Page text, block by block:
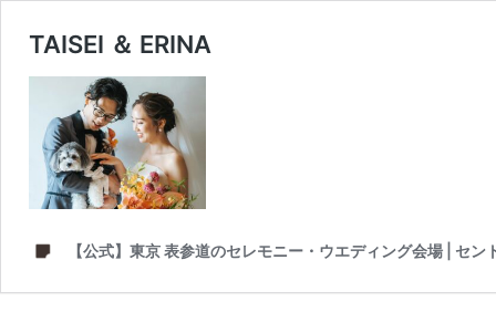
TAISEI ＆ ERINA
【公式】東京 表参道のセレモニー・ウエディング会場 | セン